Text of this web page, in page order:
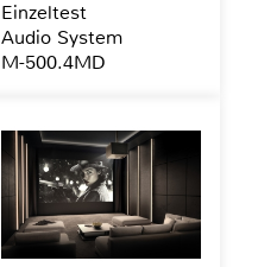
Einzeltest
Audio System
M-500.4MD